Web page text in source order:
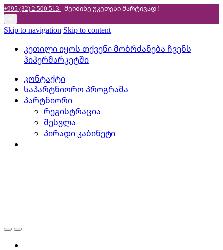
+995 (32) 2 500 513 - შეიძინე უკეთესიმარტივად !
Skip to navigation Skip to content
კეთილი იყოს თქვენი მობრძანება ჩვენს
ჰიპერმარკეტში
კონტაქტი
საპარტნიორო პროგრამა
პარტნიორი
რეგისტრაცია
შესვლა
პირადი კაბინეტი